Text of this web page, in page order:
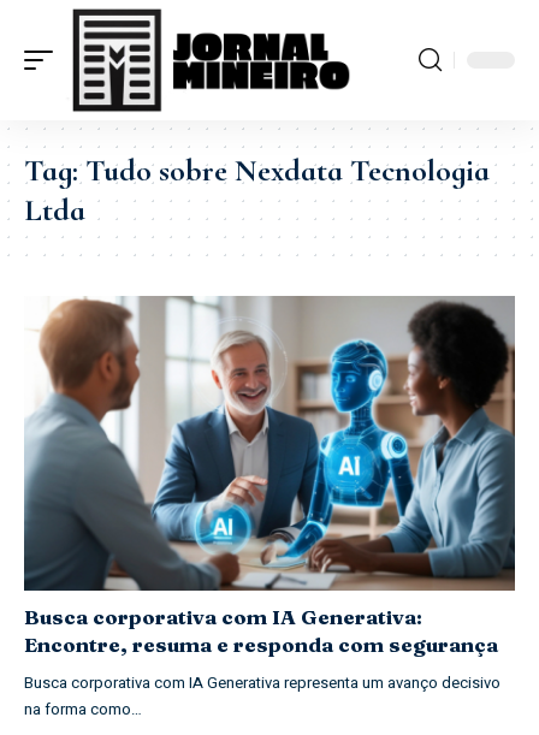
Tag:Tudo sobre Nexdata Tecnologia
Ltda
Busca corporativa com IA Generativa:
Encontre, resuma e responda com segurança
Busca corporativa com IA Generativa representa um avanço decisivo
na forma como…